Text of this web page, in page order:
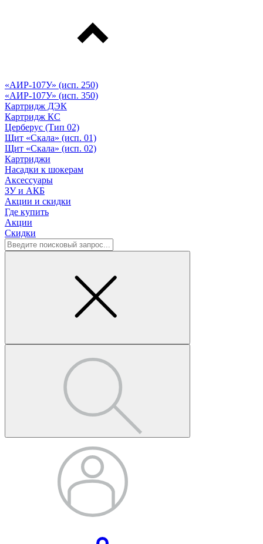
«АИР-107У» (исп. 250)
«АИР-107У» (исп. 350)
Картридж ДЭК
Картридж КС
Церберус (Тип 02)
Щит «Скала» (исп. 01)
Щит «Скала» (исп. 02)
Картриджи
Насадки к шокерам
Аксессуары
ЗУ и АКБ
Акции и скидки
Где купить
Акции
Скидки